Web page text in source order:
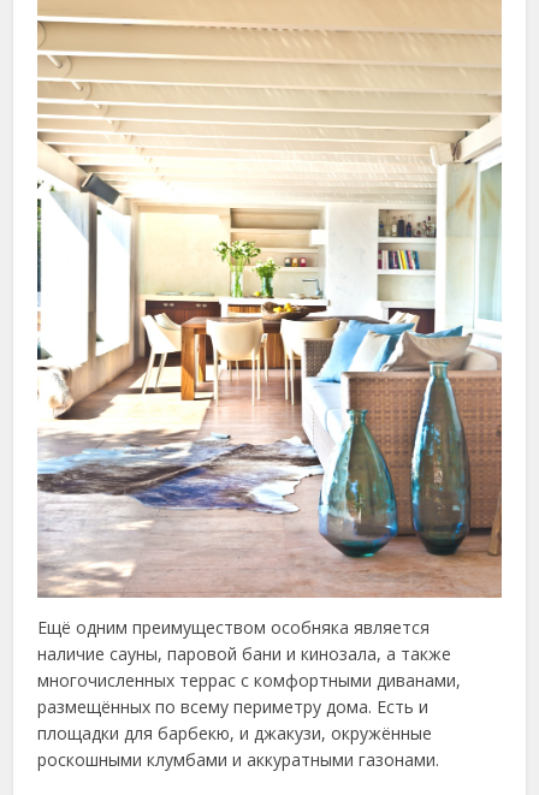
Ещё одним преимуществом особняка является
наличие сауны, паровой бани и кинозала, а также
многочисленных террас с комфортными диванами,
размещённых по всему периметру дома. Есть и
площадки для барбекю, и джакузи, окружённые
роскошными клумбами и аккуратными газонами.